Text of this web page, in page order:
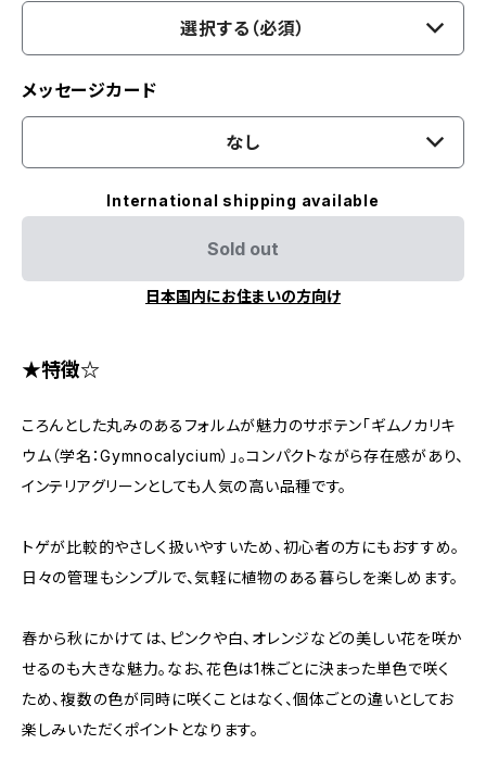
選択する（必須）
メッセージカード
なし
International shipping available
Sold out
日本国内にお住まいの方向け
★特徴☆
ころんとした丸みのあるフォルムが魅力のサボテン「ギムノカリキ
ウム（学名：Gymnocalycium）」。コンパクトながら存在感があり、
インテリアグリーンとしても人気の高い品種です。
トゲが比較的やさしく扱いやすいため、初心者の方にもおすすめ。
日々の管理もシンプルで、気軽に植物のある暮らしを楽しめます。
春から秋にかけては、ピンクや白、オレンジなどの美しい花を咲か
せるのも大きな魅力。なお、花色は1株ごとに決まった単色で咲く
ため、複数の色が同時に咲くことはなく、個体ごとの違いとしてお
楽しみいただくポイントとなります。